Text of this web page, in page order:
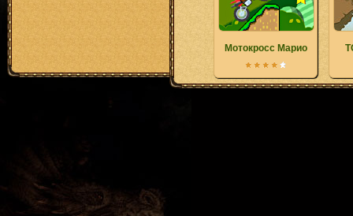
Мотокросс Марио